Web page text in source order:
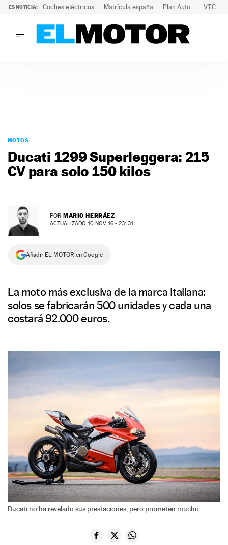
ES NOTICIA: Coches eléctricos Matrícula españa Plan Auto+ VTC
PODCAST
MOTOS
TECNOLOGÍA
SUPERCOCHES
PREMIOS
SERVICIOS
MOTOS
Ducati 1299 Superleggera: 215
CV para solo 150 kilos
POR MARIO HERRÁEZ
ACTUALIZADO 10 NOV 16 - 23: 31
Añadir EL MOTOR en Google
La moto más exclusiva de la marca italiana:
solos se fabricarán 500 unidades y cada una
costará 92.000 euros.
Ducati no ha revelado sus prestaciones, pero prometen mucho.